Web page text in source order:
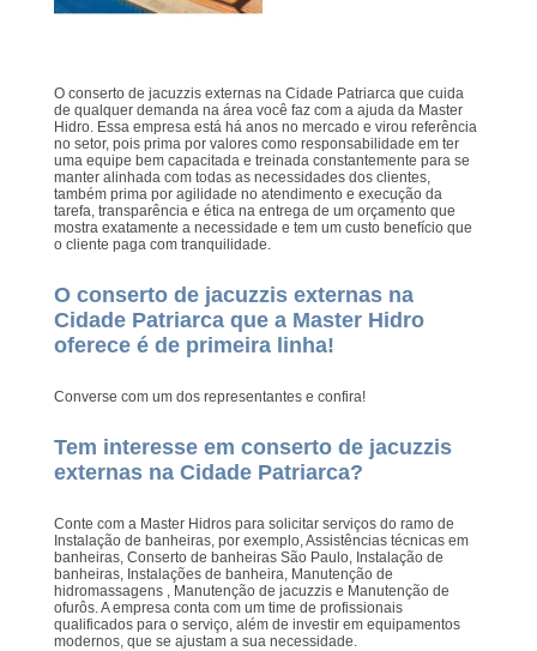
O conserto de jacuzzis externas na Cidade Patriarca que cuida
de qualquer demanda na área você faz com a ajuda da Master
Hidro. Essa empresa está há anos no mercado e virou referência
no setor, pois prima por valores como responsabilidade em ter
uma equipe bem capacitada e treinada constantemente para se
manter alinhada com todas as necessidades dos clientes,
também prima por agilidade no atendimento e execução da
tarefa, transparência e ética na entrega de um orçamento que
mostra exatamente a necessidade e tem um custo benefício que
o cliente paga com tranquilidade.
O conserto de jacuzzis externas na
Cidade Patriarca que a Master Hidro
oferece é de primeira linha!
Converse com um dos representantes e confira!
Tem interesse em conserto de jacuzzis
externas na Cidade Patriarca?
Conte com a Master Hidros para solicitar serviços do ramo de
Instalação de banheiras, por exemplo, Assistências técnicas em
banheiras, Conserto de banheiras São Paulo, Instalação de
banheiras, Instalações de banheira, Manutenção de
hidromassagens , Manutenção de jacuzzis e Manutenção de
ofurôs. A empresa conta com um time de profissionais
qualificados para o serviço, além de investir em equipamentos
modernos, que se ajustam a sua necessidade.